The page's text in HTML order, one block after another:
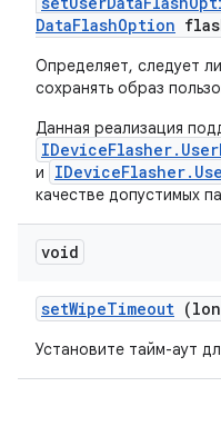
DataFlashOption
Определяет, следует
сохранять образ
Данная реализация
и
качестве допустимых
void
setWipeTimeout
Установите тайм-аут